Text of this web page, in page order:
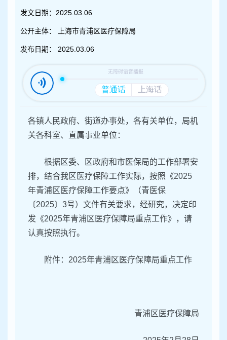
发文日期： 2025.03.06
公开主体： 上海市青浦区医疗保障局
发布日期： 2025.03.06
各镇人民政府、街道办事处，各有关单位，局机
关各科室、直属事业单位：
根据区委、区政府和市医保局的工作部署安
排，结合我区医疗保障工作实际，按照《2025
年青浦区医疗保障工作要点》（青医保
〔2025〕3号）文件有关要求，经研究，决定印
发《2025年青浦区医疗保障局重点工作》，请
认真按照执行。
附件：2025年青浦区医疗保障局重点工作
青浦区医疗保障局